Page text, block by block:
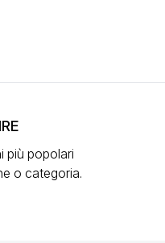
più popolari
o categoria.